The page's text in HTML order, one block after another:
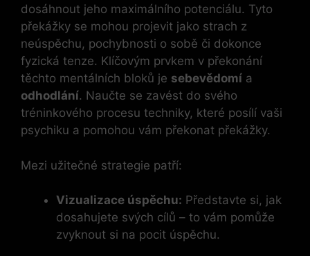
dosáhnout jeho maximálního potenciálu. Tyto
překážky ⁣se mohou ‌projevit jako strach z
neúspěchu, pochybnosti o sobě či dokonce
fyzická tenze. Klíčovým prvkem v ⁤překonání
těchto mentálních bloků je sebevědomí a
odhodlání. Naučte se zavést ⁣do svého
tréninkového procesu techniky, které posílí vaši
psychiku​ a pomohou vám překonat​ překážky.
Mezi užitečné strategie patří:
Vizualizace⁢ úspěchu: Představte si, jak
dosahujete‌ svých ⁣cílů – to vám pomůže
zvyknout‌ si​ na pocit úspěchu.